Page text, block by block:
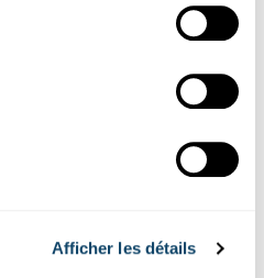
Afficher les détails